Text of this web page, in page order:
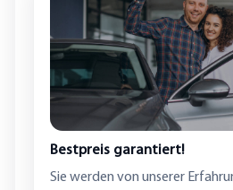
Bestpreis garantiert!
Sie werden von unserer